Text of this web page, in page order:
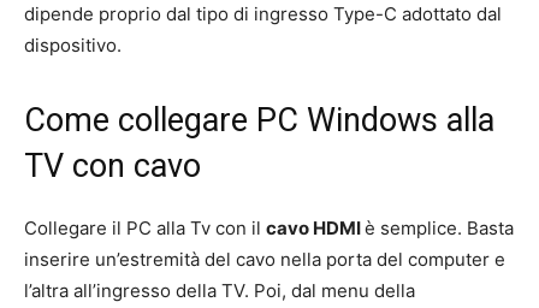
dipende proprio dal tipo di ingresso Type-C adottato dal
dispositivo.
Come collegare PC Windows alla
TV con cavo
Collegare il PC alla Tv con il cavo HDMIè semplice. Basta
inserire un’estremità del cavo nella porta del computer e
l’altra all’ingresso della TV. Poi, dal menu della